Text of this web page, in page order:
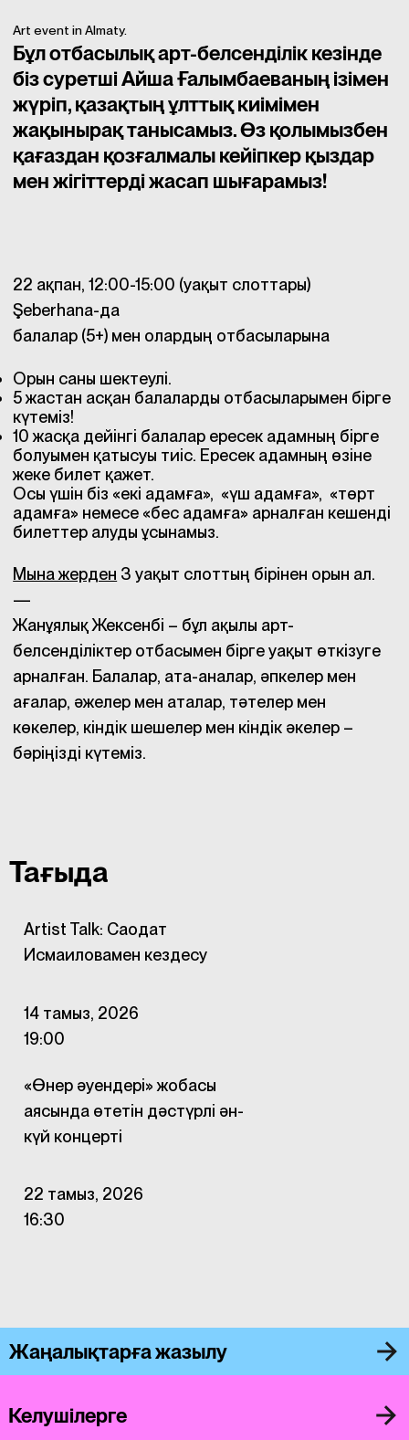
Art event in Almaty.
Бұл отбасылық арт-белсенділік кезінде
біз суретші Айша Ғалымбаеваның ізімен
жүріп, қазақтың ұлттық киімімен
жақынырақ танысамыз. Өз қолымызбен
қағаздан қозғалмалы кейіпкер қыздар
мен жігіттерді жасап шығарамыз!
22 ақпан, 12:00-15:00 (уақыт слоттары)
Şeberhana-да
балалар (5+) мен олардың отбасыларына
Орын саны шектеулі.
5 жастан асқан балаларды отбасыларымен бірге
күтеміз!
10 жасқа дейінгі балалар ересек адамның бірге
болуымен қатысуы тиіс. Ересек адамның өзіне
жеке билет қажет.
Осы үшін біз «екі адамға», «үш адамға», «төрт
адамға» немесе «бес адамға» арналған кешенді
билеттер алуды ұсынамыз.
Мына жерден 3 уақыт слоттың бірінен орын ал.
—
Жанұялық Жексенбі – бұл ақылы арт-
белсенділіктер отбасымен бірге уақыт өткізуге
арналған. Балалар, ата-аналар, әпкелер мен
ағалар, әжелер мен аталар, тәтелер мен
көкелер, кіндік шешелер мен кіндік әкелер –
бәріңізді күтеміз.
Тағыда
Artist Talk: Саодат
Исмаиловамен кездесу
14 тамыз, 2026
19:00
«Өнер әуендері» жобасы
аясында өтетін дәстүрлі ән-
күй концерті
22 тамыз, 2026
16:30
Жаңалықтарға жазылу
Келушілерге